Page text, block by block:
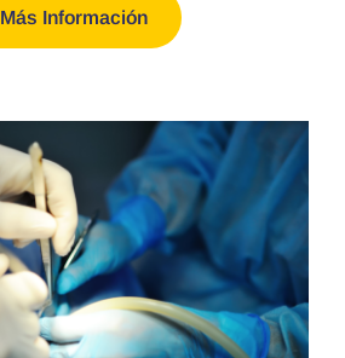
Más Información